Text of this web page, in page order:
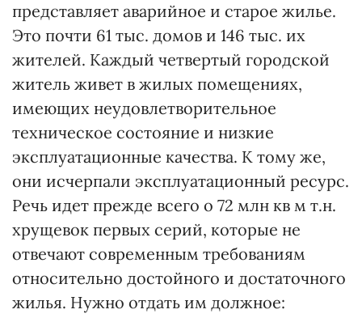
представляет аварийное и старое жилье.
Это почти 61 тыс. домов и 146 тыс. их
жителей. Каждый четвертый городской
житель живет в жилых помещениях,
имеющих неудовлетворительное
техническое состояние и низкие
эксплуатационные качества. К тому же,
они исчерпали эксплуатационный ресурс.
Речь идет прежде всего о 72 млн кв м т.н.
хрущевок первых серий, которые не
отвечают современным требованиям
относительно достойного и достаточного
жилья. Нужно отдать им должное: